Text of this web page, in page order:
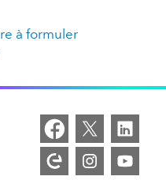
à formuler